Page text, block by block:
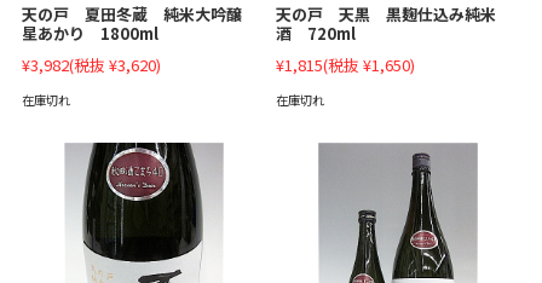
天の戸 夏田冬蔵 純米大吟醸
星あかり 1800ml
¥3,982(税抜 ¥3,620)
在庫切れ
天の戸 天黒 黒麹仕込み純米
酒 720ml
¥1,815(税抜 ¥1,650)
在庫切れ